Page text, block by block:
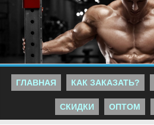
ГЛАВНАЯ КАК ЗАКАЗАТЬ?
СКИДКИ ОПТОМ